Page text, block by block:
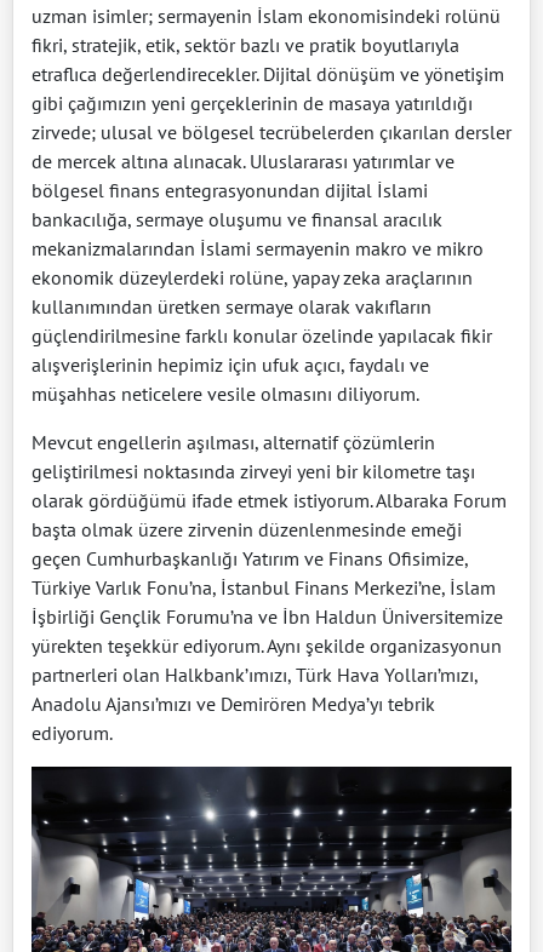
uzman isimler; sermayenin İslam ekonomisindeki rolünü
fikri, stratejik, etik, sektör bazlı ve pratik boyutlarıyla
etraflıca değerlendirecekler. Dijital dönüşüm ve yönetişim
gibi çağımızın yeni gerçeklerinin de masaya yatırıldığı
zirvede; ulusal ve bölgesel tecrübelerden çıkarılan dersler
de mercek altına alınacak. Uluslararası yatırımlar ve
bölgesel finans entegrasyonundan dijital İslami
bankacılığa, sermaye oluşumu ve finansal aracılık
mekanizmalarından İslami sermayenin makro ve mikro
ekonomik düzeylerdeki rolüne, yapay zeka araçlarının
kullanımından üretken sermaye olarak vakıfların
güçlendirilmesine farklı konular özelinde yapılacak fikir
alışverişlerinin hepimiz için ufuk açıcı, faydalı ve
müşahhas neticelere vesile olmasını diliyorum.
Mevcut engellerin aşılması, alternatif çözümlerin
geliştirilmesi noktasında zirveyi yeni bir kilometre taşı
olarak gördüğümü ifade etmek istiyorum. Albaraka Forum
başta olmak üzere zirvenin düzenlenmesinde emeği
geçen Cumhurbaşkanlığı Yatırım ve Finans Ofisimize,
Türkiye Varlık Fonu’na, İstanbul Finans Merkezi’ne, İslam
İşbirliği Gençlik Forumu’na ve İbn Haldun Üniversitemize
yürekten teşekkür ediyorum. Aynı şekilde organizasyonun
partnerleri olan Halkbank’ımızı, Türk Hava Yolları’mızı,
Anadolu Ajansı’mızı ve Demirören Medya’yı tebrik
ediyorum.